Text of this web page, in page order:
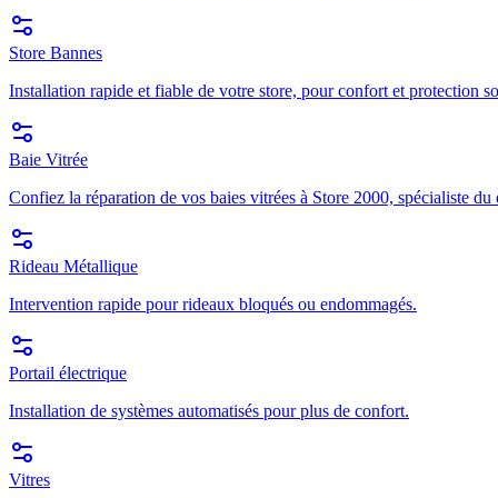
Store Bannes
Installation rapide et fiable de votre store, pour confort et protection
Baie Vitrée
Confiez la réparation de vos baies vitrées à Store 2000, spécialiste
Rideau Métallique
Intervention rapide pour rideaux bloqués ou endommagés.
Portail électrique
Installation de systèmes automatisés pour plus de confort.
Vitres